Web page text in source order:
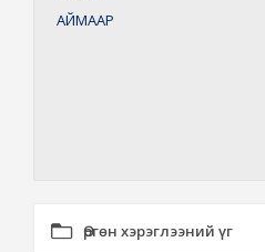
АЙМААР
Өргөн хэрэглээний үг